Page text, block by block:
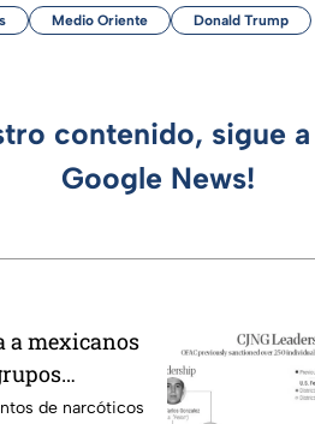
Medio Oriente Donald Trump
contenido, sigue
Google News!
a mexicanos
de narcóticos